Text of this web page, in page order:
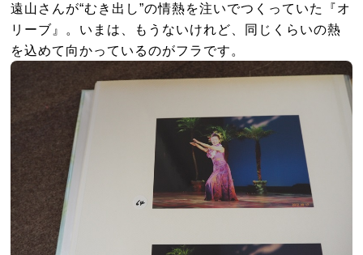
遠山さんが“むき出し”の情熱を注いでつくっていた『オ
リーブ』。いまは、もうないけれど、同じくらいの熱
を込めて向かっているのがフラです。